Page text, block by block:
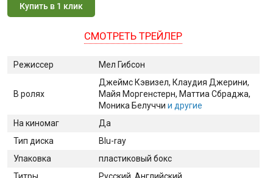
Купить в 1 клик
СМОТРЕТЬ ТРЕЙЛЕР
Режиссер Мел Гибсон
В ролях
Джеймс Кэвизел, Клаудия Джерини,
Майя Моргенстерн, Маттиа Сбраджа,
Моника Белуччи и другие
На киномаг
Да
Тип диска
Blu-ray
Упаковка
пластиковый бокс
Титры
Русский, Английский